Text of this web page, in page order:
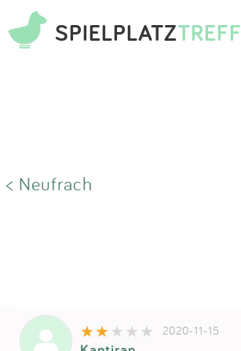
SPIELPLATZTREFF
< Neufrach
2020-11-15